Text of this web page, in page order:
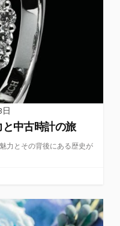
日
中古時計の旅
力とその背後にある歴史が